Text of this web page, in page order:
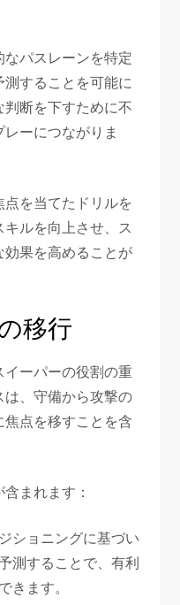
パスレーンを特定
することを可能に
断を下すために不
ーにつながりま
を当てたドリルを
ルを向上させ、ス
果を高めることが
移行
ーパーの役割の重
、守備から攻撃の
点を移すことを含
まれます：
ショニングに基づい
測することで、有利
きます。